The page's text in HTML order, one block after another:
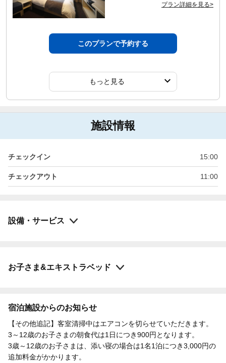
プラン詳細を見る>
このプランで予約する
もっと見る
施設情報
チェックイン 15:00
チェックアウト 11:00
設備・サービス
お子さま&エキストラベッド
宿泊施設からのお知らせ
【その他追記】客室清掃中はエアコンを切らせていただきます。
3～12歳のお子さまの朝食代は1日につき900円となります。
3歳～12歳のお子さまは、添い寝の場合は1名1泊につき3,000円の
追加料金がかかります。